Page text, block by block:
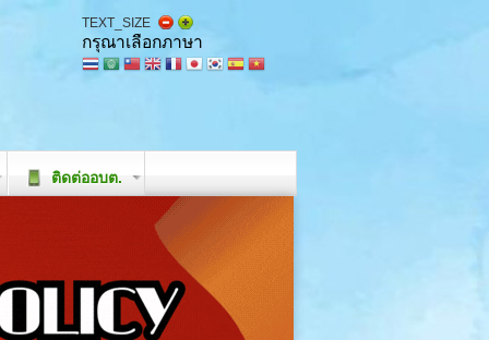
TEXT_SIZE
กรุณาเลือกภาษา
ติดต่ออบต.